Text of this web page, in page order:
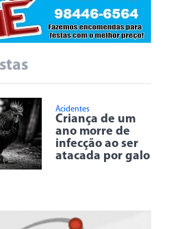
Acidentes
Criança de um
ano morre de
infecção ao ser
atacada por galo